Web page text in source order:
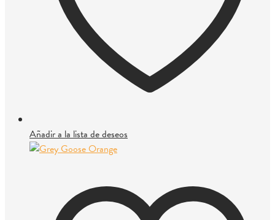
Añadir a la lista de deseos